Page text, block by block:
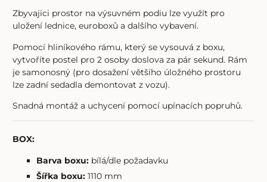
Zbyvajici prostor na výsuvném podiu lze využít pro
uložení lednice, euroboxů a dalšího vybavení.
Pomocí hliníkového rámu, který se vysouvá z boxu,
vytvoříte postel pro 2 osoby doslova za pár sekund. Rám
je samonosný (pro dosažení většího úložného prostoru
lze zadní sedadla demontovat z vozu).
Snadná montáž a uchycení pomocí upínacích popruhů.
BOX:
Barva boxu: bílá/dle požadavku
Šířka boxu: 1110 mm